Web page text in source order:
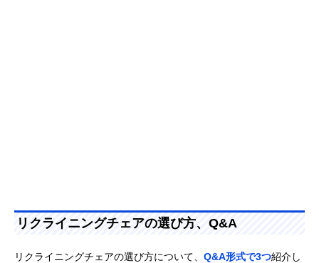
リクライニングチェアの選び方、Q&A
リクライニングチェアの選び方について、 Q&A形式で3つ紹介し